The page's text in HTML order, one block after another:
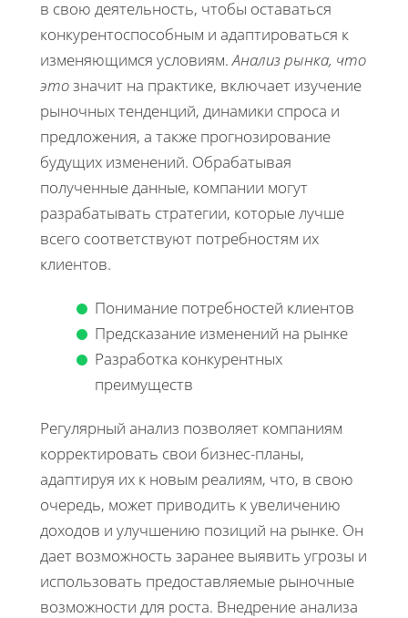
в свою деятельность, чтобы оставаться
конкурентоспособным и адаптироваться к
изменяющимся условиям.Анализ рынка, что
этозначит на практике, включает изучение
рыночных тенденций, динамики спроса и
предложения, а также прогнозирование
будущих изменений. Обрабатывая
полученные данные, компании могут
разрабатывать стратегии, которые лучше
всего соответствуют потребностям их
клиентов.
Понимание потребностей клиентов
Предсказание изменений на рынке
Разработка конкурентных
преимуществ
Регулярный анализ позволяет компаниям
корректировать свои бизнес-планы,
адаптируя их к новым реалиям, что, в свою
очередь, может приводить к увеличению
доходов и улучшению позиций на рынке. Он
дает возможность заранее выявить угрозы и
использовать предоставляемые рыночные
возможности для роста. Внедрение анализа